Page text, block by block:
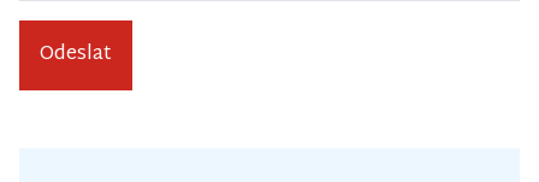
Odeslat